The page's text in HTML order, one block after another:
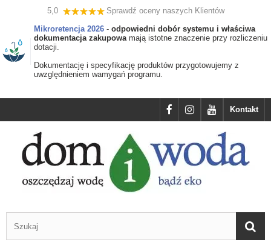
5,0
Sprawdź oceny naszych Klientów
Mikroretencja 2026 - odpowiedni dobór systemu i właściwa
dokumentacja zakupowamają istotne znaczenie przy rozliczeniu
dotacji.
Dokumentację i specyfikację produktów przygotowujemy z
uwzględnieniem wamygań programu.
Kontakt